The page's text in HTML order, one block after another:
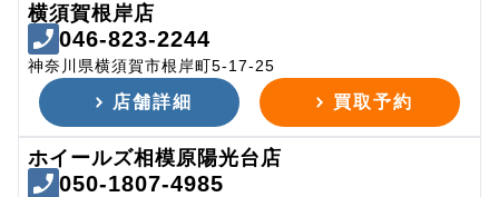
横須賀根岸店
046-823-2244
神奈川県横須賀市根岸町5-17-25
店舗詳細 買取予約
ホイールズ相模原陽光台店
050-1807-4985